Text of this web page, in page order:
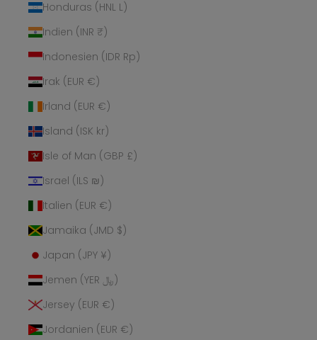
Honduras (HNL L)
Indien (INR ₹)
Indonesien (IDR Rp)
Irak (EUR €)
Irland (EUR €)
Island (ISK kr)
Isle of Man (GBP £)
Israel (ILS ₪)
Italien (EUR €)
Jamaika (JMD $)
Japan (JPY ¥)
Jemen (YER ﷼)
Jersey (EUR €)
Jordanien (EUR €)